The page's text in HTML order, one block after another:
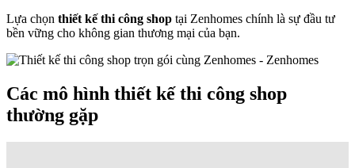
Lựa chọn thiết kế thi công shop tại Zenhomes chính là sự đầu tư
bền vững cho không gian thương mại của bạn.
Các mô hình thiết kế thi công shop
thường gặp